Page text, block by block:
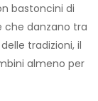
bastoncini di
che danzano tra
tradizioni, il
almeno per